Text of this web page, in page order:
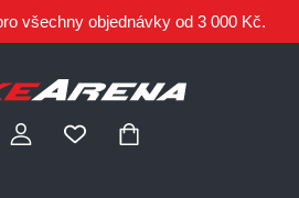
všechny objednávky od 3 000 Kč.